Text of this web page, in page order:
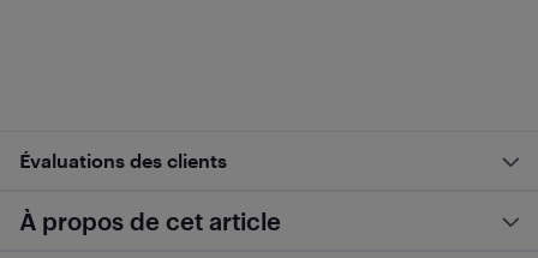
Évaluations des clients
À propos de cet article